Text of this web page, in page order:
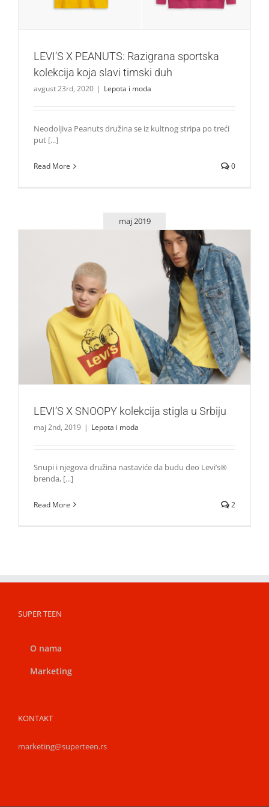
LEVI’S X PEANUTS: Razigrana sportska
kolekcija koja slavi timski duh
avgust 23rd, 2020 | Lepota i moda
Neodoljiva Peanuts družina se iz kultnog stripa po treći
put [...]
Read More 0
maj 2019
LEVI’S X SNOOPY kolekcija stigla u Srbiju
Lepota i moda
LEVI’S X SNOOPY kolekcija stigla u Srbiju
maj 2nd, 2019 | Lepota i moda
Snupi i njegova družina nastaviće da budu deo Levi’s®
brenda, [...]
Read More 2
SUPER TEEN
O nama
Marketing
KONTAKT
marketing@superteen.rs